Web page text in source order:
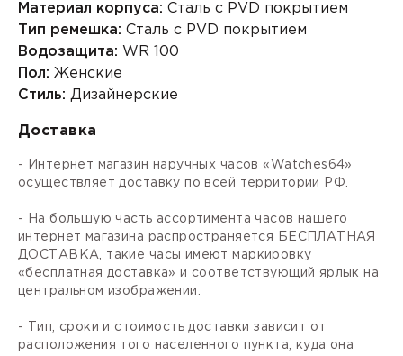
Материал корпуса: Сталь с PVD покрытием
Тип ремешка: Сталь с PVD покрытием
Водозащита: WR 100
Пол: Женские
Стиль: Дизайнерские
Доставка
- Интернет магазин наручных часов «Watches64»
осуществляет доставку по всей территории РФ.
- На большую часть ассортимента часов нашего
интернет магазина распространяется БЕСПЛАТНАЯ
ДОСТАВКА, такие часы имеют маркировку
«бесплатная доставка» и соответствующий ярлык на
центральном изображении.
- Тип, сроки и стоимость доставки зависит от
расположения того населенного пункта, куда она